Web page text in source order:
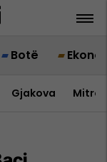
Botë
Gjakova